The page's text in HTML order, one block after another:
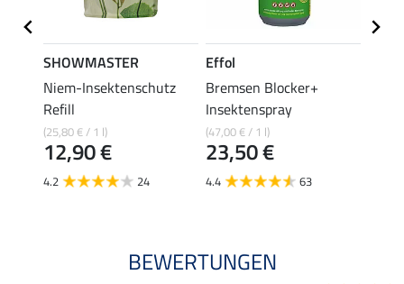
SHOWMASTER
Niem-Insektenschutz
Refill
(25,80 € / 1 l)
12,90 €
4.2 24
Effol
Bremsen Blocker+
Insektenspray
(47,00 € / 1 l)
23,50 €
4.4 63
BEWERTUNGEN